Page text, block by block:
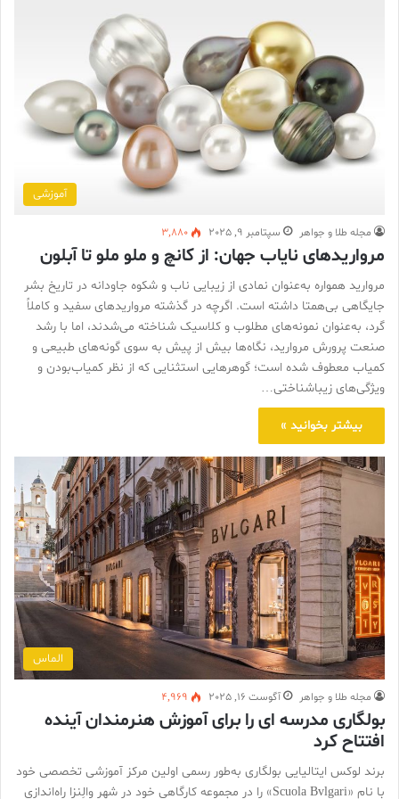
آموزشی
مجله طلا و جواهر سپتامبر 9, 2025 3,880
مرواریدهای نایاب جهان: از کانچ و ملو ملو تا آبلون
مروارید همواره به‌عنوان نمادی از زیبایی ناب و شکوه جاودانه در تاریخ بشر
جایگاهی بی‌همتا داشته است. اگرچه در گذشته مرواریدهای سفید و کاملاً
گرد، به‌عنوان نمونه‌های مطلوب و کلاسیک شناخته می‌شدند، اما با رشد
صنعت پرورش مروارید، نگاه‌ها بیش از پیش به سوی گونه‌های طبیعی و
کمیاب معطوف شده است؛ گوهرهایی استثنایی که از نظر کمیاب‌بودن و
ویژگی‌های زیباشناختی…
بیشتر بخوانید »
الماس
مجله طلا و جواهر آگوست 16, 2025 4,969
بولگاری مدرسه ای را برای آموزش هنرمندان آینده
افتتاح کرد
برند لوکس ایتالیایی بولگاری به‌طور رسمی اولین مرکز آموزشی تخصصی خود
با نام «Scuola Bvlgari» را در مجموعه کارگاهی خود در شهر والِنزا راه‌اندازی